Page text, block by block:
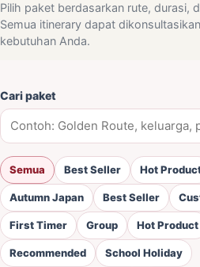
Pilih paket berdasarkan rute, durasi,
Semua itinerary dapat
kebutuhan Anda.
Cari paket
Semua Best Seller Hot
Autumn Japan Best Seller
First Timer Group Hot Product
Recommended School Holiday